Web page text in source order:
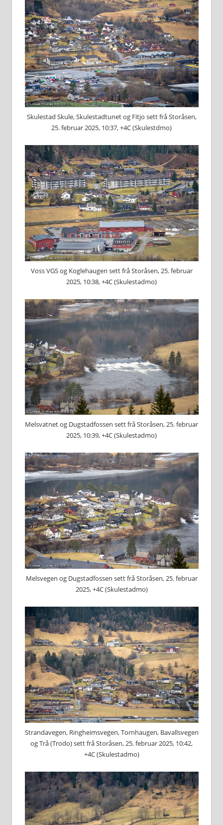
Skulestad Skule, Skulestadtunet og Fitjo sett frå Storåsen,
25. februar 2025, 10:37, +4C (Skulestdmo)
Voss VGS og Koglehaugen sett frå Storåsen, 25. februar
2025, 10:38, +4C (Skulestadmo)
Melsvatnet og Dugstadfossen sett frå Storåsen, 25. februar
2025, 10:39, +4C (Skulestadmo)
Melsvegen og Dugstadfossen sett frå Storåsen, 25. februar
2025, +4C (Skulestadmo)
Strandavegen, Ringheimsvegen, Tornhaugen, Bavallsvegen
og Trå (Trodo) sett frå Storåsen, 25. februar 2025, 10:42,
+4C (Skulestadmo)